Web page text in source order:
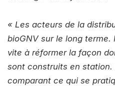
« Les acteurs de la
bioGNV sur le long
vite à réformer la façon
sont construits en station.
comparant ce qui se